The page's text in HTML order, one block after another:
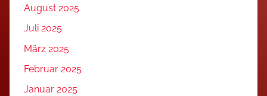
August 2025
Juli 2025
März 2025
Februar 2025
Januar 2025